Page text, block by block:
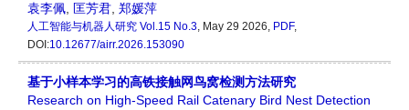
袁李佩
匡芳君 郑媛萍
人工智能与机器人研究 Vol.15 No.3, May 29 2026, PDF,
DOI:10.12677/airr.2026.153090
基于小样本学习的高铁接触网鸟窝检测方法研究
Research on High-Speed Rail Catenary Bird Nest Detection